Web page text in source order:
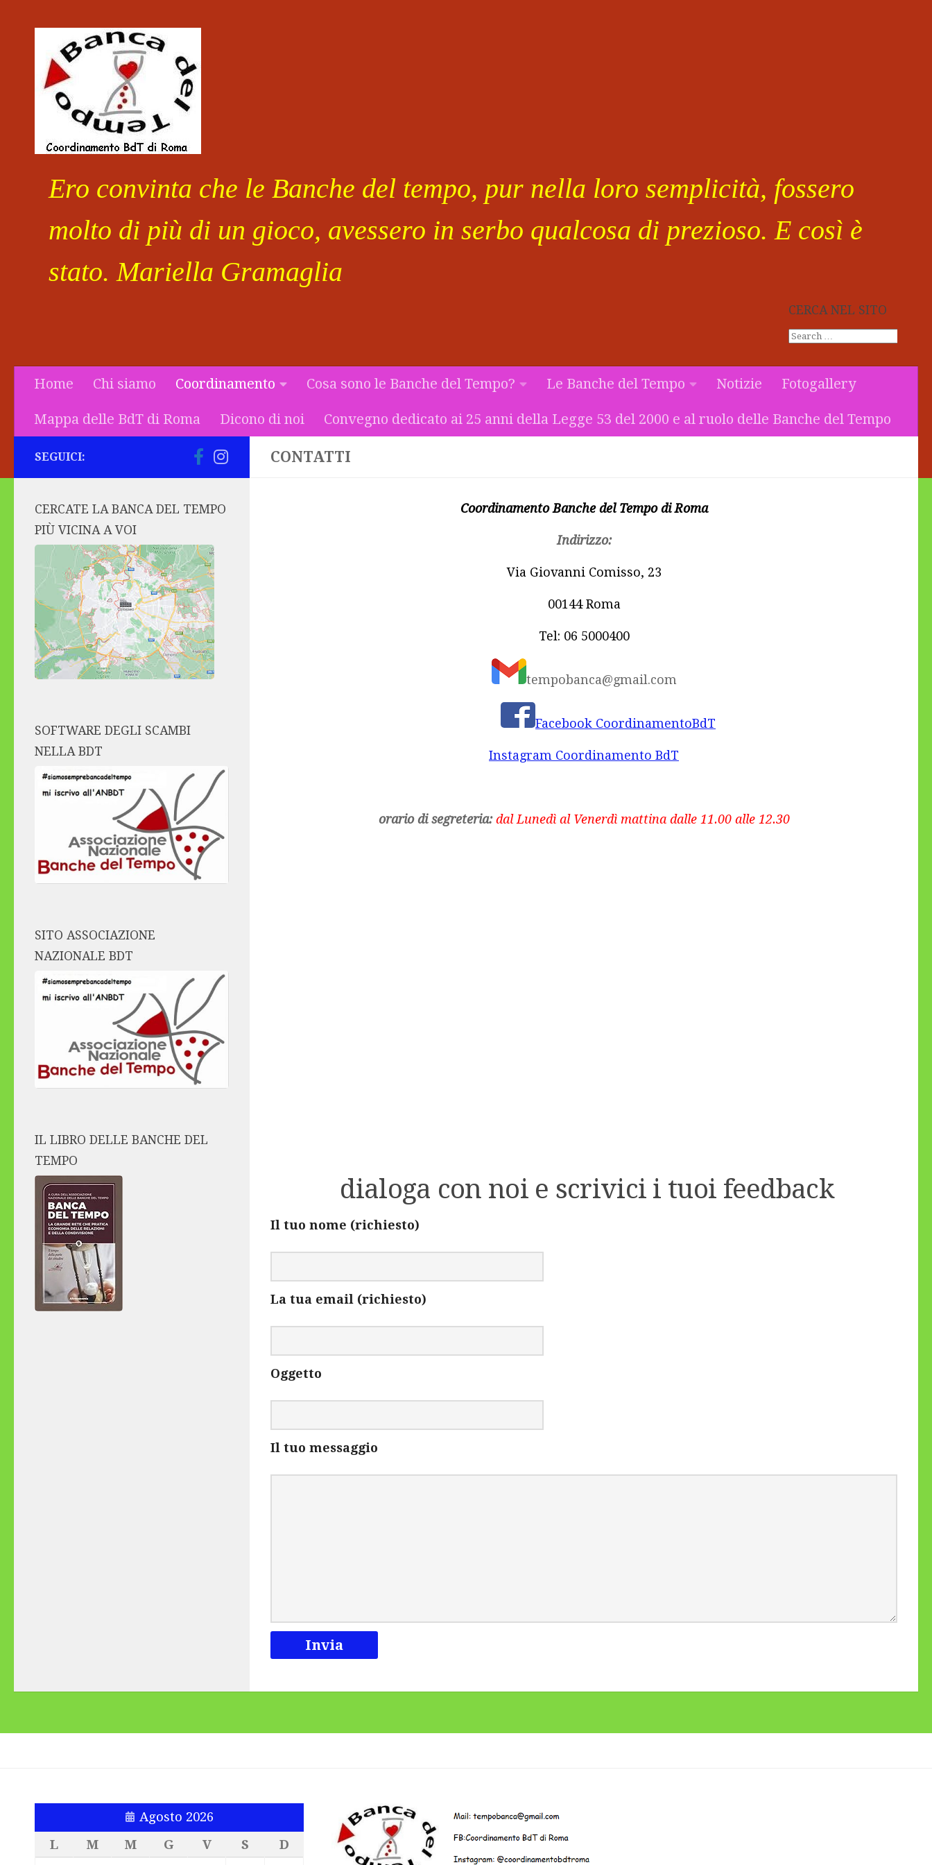
Ero convinta che le Banche del tempo, pur nella loro semplicità, fossero
molto di più di un gioco, avessero in serbo qualcosa di prezioso. E così è
stato. Mariella Gramaglia
CERCA NEL SITO
Home Chi siamo Coordinamento Cosa sono le Banche del Tempo? Le Banche del Tempo Notizie Fotogallery
Mappa delle BdT di Roma Dicono di noi Convegno dedicato ai 25 anni della Legge 53 del 2000 e al ruolo delle Banche del Tempo
CONTATTI
Coordinamento Banche del Tempo di Roma
Indirizzo:
Via Giovanni Comisso, 23
00144 Roma
Tel: 06 5000400
tempobanca@gmail.com
Facebook CoordinamentoBdT
Instagram Coordinamento BdT
orario di segreteria:dal Lunedì al Venerdì mattina dalle 11.00 alle 12.30
dialoga con noi e scrivici i tuoi feedback
Il tuo nome (richiesto)
La tua email (richiesto)
Oggetto
Il tuo messaggio
SEGUICI:
CERCATE LA BANCA DEL TEMPO
PIÙ VICINA A VOI
SOFTWARE DEGLI SCAMBI
NELLA BDT
SITO ASSOCIAZIONE
NAZIONALE BDT
IL LIBRO DELLE BANCHE DEL
TEMPO
Agosto 2026
L
M M G V S
D